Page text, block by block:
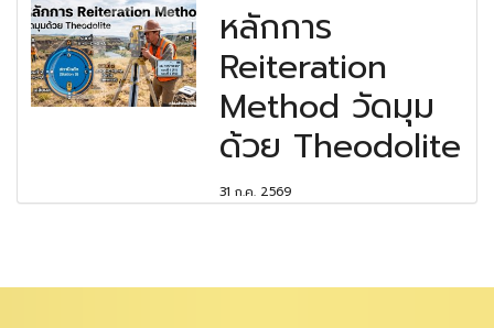
หลักการ
Reiteration
Method วัดมุม
ด้วย Theodolite
31 ก.ค. 2569